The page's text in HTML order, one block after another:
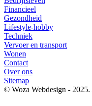
Financieel
Gezondheid
Lifestyle-hobby
Techniek
Vervoer en transport
Wonen
Contact
Over ons
Sitemap
© Woza Webdesign -